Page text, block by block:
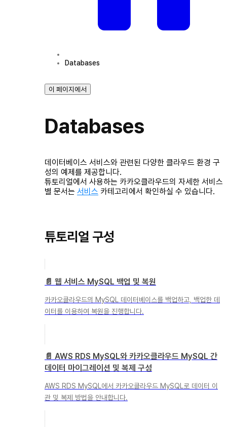
Databases
이 페이지에서
Databases
데이터베이스 서비스와 관련된 다양한 클라우드 환경 구
성의 예제를 제공합니다.
튜토리얼에서 사용하는 카카오클라우드의 자세한 서비스
별 문서는 서비스 카테고리에서 확인하실 수 있습니다.
튜토리얼 구성
📄️ 웹 서비스 MySQL 백업 및 복원
카카오클라우드의 MySQL 데이터베이스를 백업하고, 백업한 데
이터를 이용하여 복원을 진행합니다.
📄️ AWS RDS MySQL와 카카오클라우드 MySQL 간
데이터 마이그레이션 및 복제 구성
AWS RDS MySQL에서 카카오클라우드 MySQL로 데이터 이
관 및 복제 방법을 안내합니다.